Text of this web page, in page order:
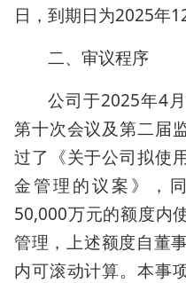
日，到期日为2025年
二、审议程序
公司于2025年4
第十次会议及第二届
过了《关于公司拟使
金管理的议案》，
50,000万元的额度内
管理，上述额度自董
内可滚动计算。本事